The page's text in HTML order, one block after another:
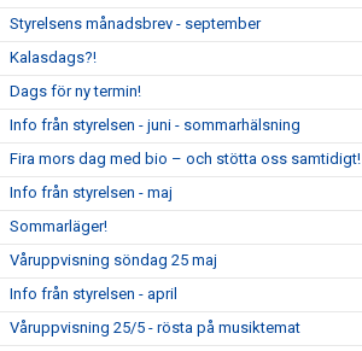
Styrelsens månadsbrev - september
Kalasdags?!
Dags för ny termin!
Info från styrelsen - juni - sommarhälsning
Fira mors dag med bio – och stötta oss samtidigt!
Info från styrelsen - maj
Sommarläger!
Våruppvisning söndag 25 maj
Info från styrelsen - april
Våruppvisning 25/5 - rösta på musiktemat